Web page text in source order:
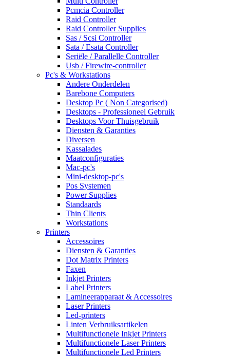
Pcmcia Controller
Raid Controller
Raid Controller Supplies
Sas / Scsi Controller
Sata / Esata Controller
Seriële / Parallelle Controller
Usb / Firewire-controller
Pc's & Workstations
Andere Onderdelen
Barebone Computers
Desktop Pc ( Non Categorised)
Desktops - Professioneel Gebruik
Desktops Voor Thuisgebruik
Diensten & Garanties
Diversen
Kassalades
Maatconfiguraties
Mac-pc's
Mini-desktop-pc's
Pos Systemen
Power Supplies
Standaards
Thin Clients
Workstations
Printers
Accessoires
Diensten & Garanties
Dot Matrix Printers
Faxen
Inkjet Printers
Label Printers
Lamineerapparaat & Accessoires
Laser Printers
Led-printers
Linten Verbruiksartikelen
Multifunctionele Inkjet Printers
Multifunctionele Laser Printers
Multifunctionele Led Printers